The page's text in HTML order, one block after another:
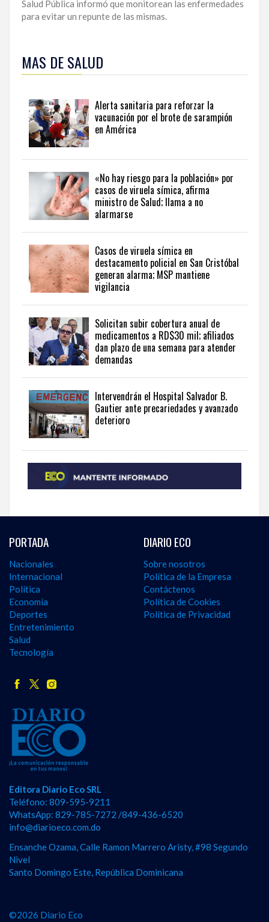
Salud Pública informó que monitorean las enfermedades
para evitar un repunte de las mismas.
más
contenidos
bienestar,
salud
calidad
de
vida
en
lifestyle
stories
from
the
Dominican
Republic.
MAS DE SALUD
Alerta sanitaria para reforzar la
vacunación por el brote de sarampión
en América
«No hay riesgo para la población» por
casos de viruela símica, afirma
ministro de Salud; llama a no
alarmarse
Casos de viruela símica en
destacamento policial en San Cristóbal
generan alarma; MSP mantiene
vigilancia
Solicitan subir cobertura anual de
medicamentos a RD$30 mil; afiliados
dan plazo de una semana para atender
demandas
Intervendrán el Hospital Salvador B.
Gautier ante precariedades y avanzado
deterioro
PORTADA
Nacionales
Internacional
Política
Economía
Deportes
Entretenimiento
Salud
Tecnología
DIARIO ECO
Sobre nosotros
Política de la Empresa
Contáctenos
Política de Cookies
Política de Privacidad
Editora Diario Eco SRL
Teléfono: 809-595-9211
WhatsApp: 829-785-7272 /849-436-6520
info@diarioeco.com.do
Ensanche Ozama, Calle Ramon Marrero Aristy, #98 Segundo
Nivel
Santo Domingo Este, República Dominicana
©2026 Diario Eco